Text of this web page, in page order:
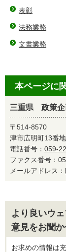
表彰
法務業務
文書業務
本ページに
三重県 政策
〒514-8570
津市広明町13番地
電話番号： 059-
ファクス番号：
メールアドレス：
より良いウ
意見をお聞
お求めの情報は